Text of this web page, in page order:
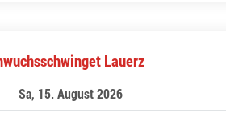
Lauerz
Sa, 15. August 2026